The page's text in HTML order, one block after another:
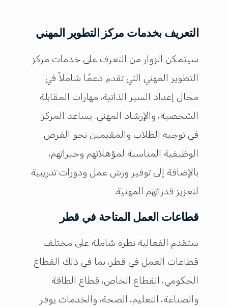
التعريف بخدمات مركز التطوير المهني
سيتمكن الزوار من التعرف على خدمات مركز
التطوير المهني التي تقدم دعمًا شاملاً في
مجال إعداد السير الذاتية، مهارات المقابلة
الشخصية، والإرشاد المهني. يساعد المركز
في توجيه الطلاب والمقيمين نحو الفرص
الوظيفية المناسبة لمؤهلاتهم وخبراتهم،
بالإضافة إلى توفير ورش عمل ودورات تدريبية
لتعزيز قدراتهم المهنية.
قطاعات العمل المتاحة في قطر
ستقدم الفعالية نظرة شاملة على مختلف
قطاعات العمل في قطر، بما في ذلك القطاع
الحكومي، القطاع الخاص، قطاع الطاقة
والصناعة، التعليم، الصحة، والخدمات يوفر